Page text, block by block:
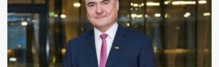
15
A9 Südumfahrung Visp: Sperrung
Eyholztunnel in Fahrtrichtung Brig
BRANCHEN-NEWS (DE)